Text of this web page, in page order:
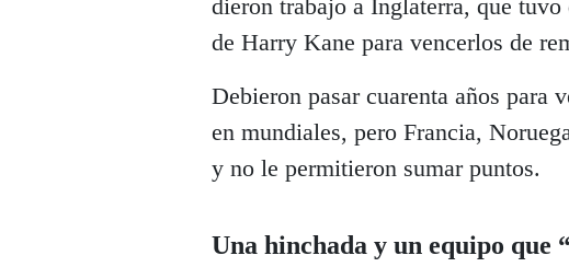
dieron trabajo a Inglaterra, que
de Harry Kane para vencerlos de
Debieron pasar cuarenta años para
en mundiales, pero Francia,
y no le permitieron sumar puntos.
Una hinchada y un equipo que